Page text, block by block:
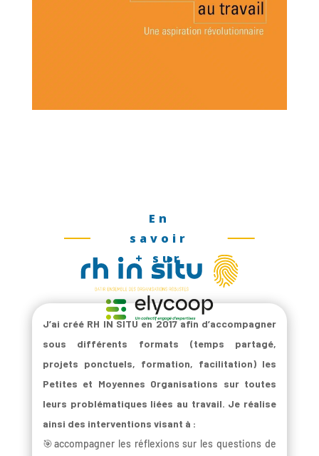
En
savoir
+ sur
J’ai créé RH IN SITU en 2017 afin d’accompagner
sous différents formats (temps partagé,
projets ponctuels, formation, facilitation) les
Petites et Moyennes Organisations sur toutes
leurs problématiques liées au travail. Je réalise
ainsi des interventions visant à :
🎯accompagner les réflexions sur les questions de